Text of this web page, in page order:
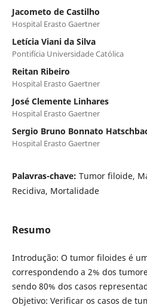
Jacometo de Castilho
Hospital Erasto Gaertner
Letícia Viani da Silva
Pontifícia Universidade Católica
Reitan Ribeiro
Hospital Erasto Gaertner
José Clemente Linhares
Hospital Erasto Gaertner
Sergio Bruno Bonnato
Hospital Erasto Gaertner
Palavras-chave: Tumor filoide,
Recidiva, Mortalidade
Resumo
Introdução: O tumor filoides é
correspondendo a 2% dos
sendo 80% dos casos
Objetivo: Verificar os casos de